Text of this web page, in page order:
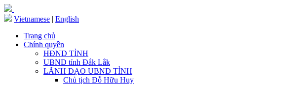
Vietnamese | English
Trang chủ
Chính quyền
HĐND TỈNH
UBND tỉnh Đắk Lắk
LÃNH ĐẠO UBND TỈNH
Chủ tịch Đỗ Hữu Huy